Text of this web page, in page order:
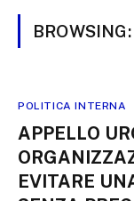
BROWSING:
POLITICA INTERNA
APPELLO
EVITARE